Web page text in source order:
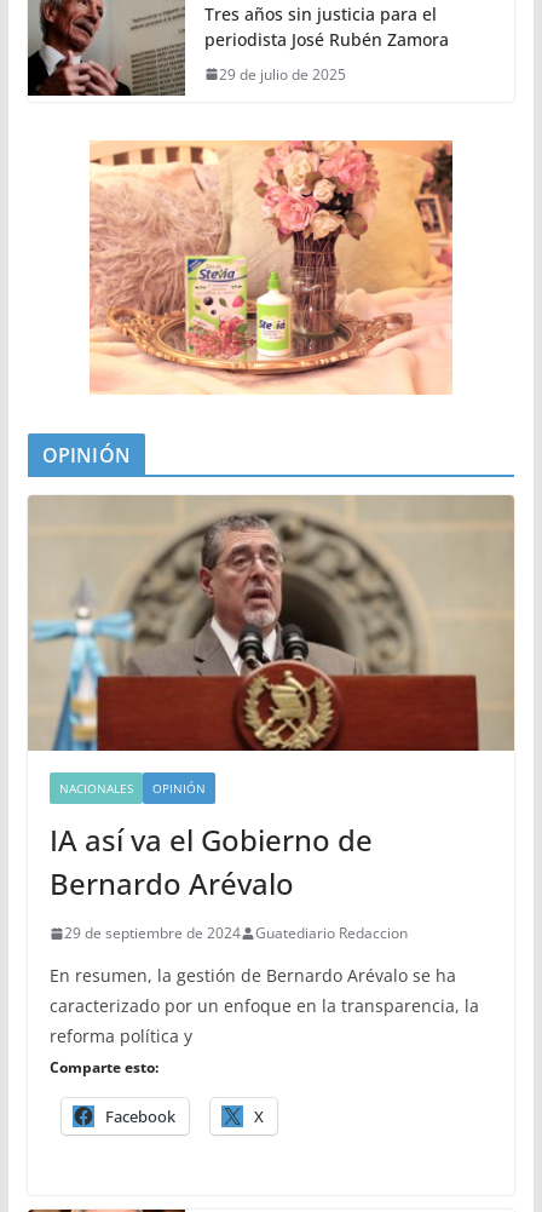
Tres años sin justicia para el
periodista José Rubén Zamora
29 de julio de 2025
OPINIÓN
NACIONALES OPINIÓN
IA así va el Gobierno de
Bernardo Arévalo
29 de septiembre de 2024 Guatediario Redaccion
En resumen, la gestión de Bernardo Arévalo se ha
caracterizado por un enfoque en la transparencia, la
reforma política y
Comparte esto:
Facebook X